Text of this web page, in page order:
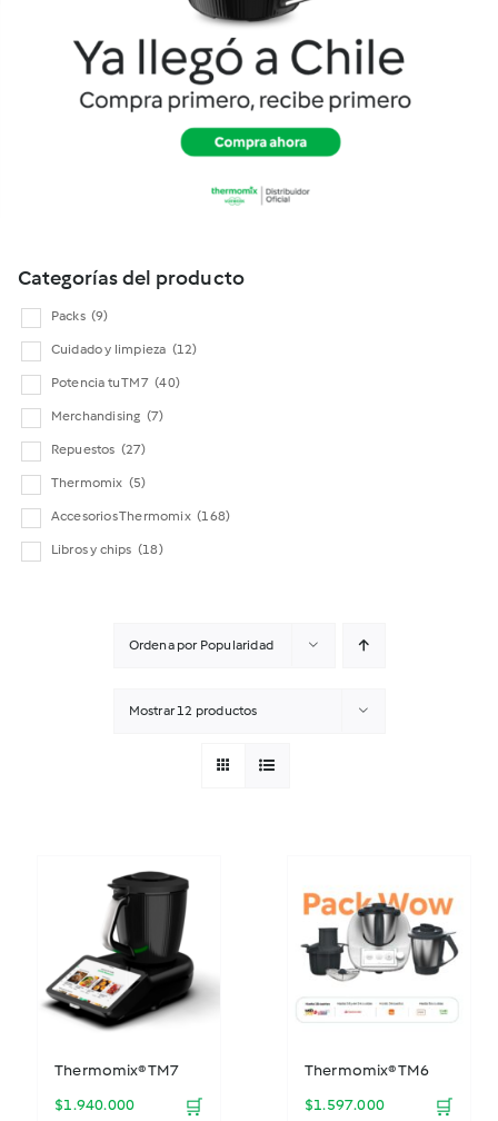
Cookidoo
Categorías del producto
Packs (9)
Cuidado y limpieza (12)
Potencia tu TM7 (40)
Merchandising (7)
Repuestos (27)
Thermomix (5)
Accesorios Thermomix (168)
Libros y chips (18)
Ordena por Popularidad
Mostrar12 productos
Thermomix® TM7
$1.940.000 🛒
Thermomix® TM6
$1.597.000 🛒